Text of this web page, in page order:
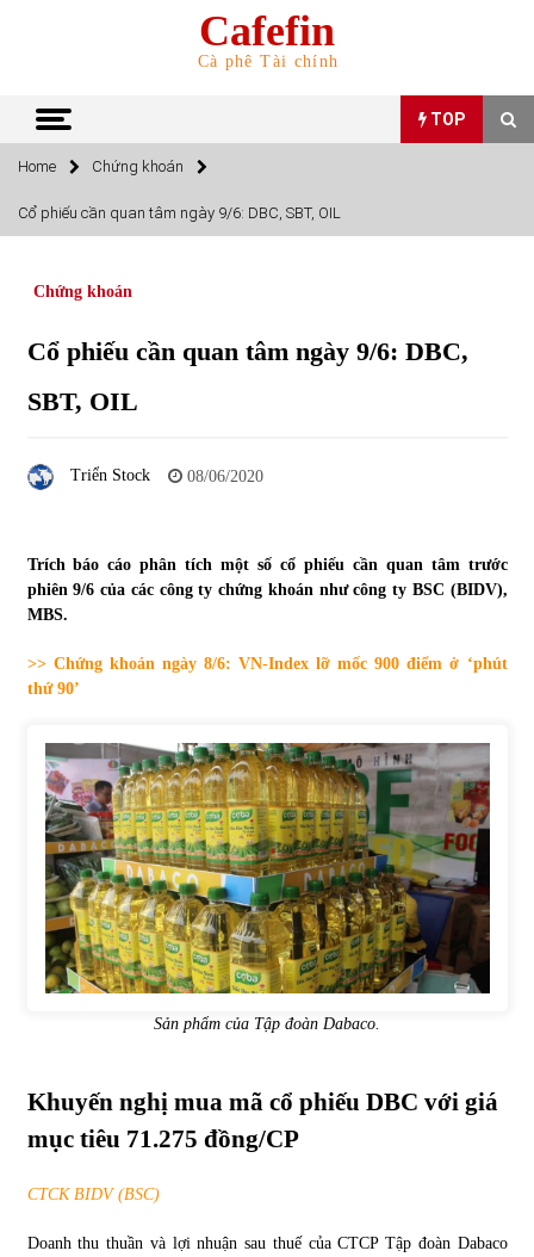
Cafefin
Cà phê Tài chính
TOP
TOP
Top 10 mặt hàng Việt Nam nhập khẩu nhiều nhất tháng
Top 10 mặt hàng Việt Nam xuất khẩu nhiều nhất tháng
Tự doanh ngày 3.6.2022: CTCK mua ròng 28,7 tỷ đồng
Bất ổn từ các cuộc đấu giá đất ở Thanh Hoá
31/05/2022
Tiền gửi vào ngân hàng tiếp tục tăng mạnh
31/05/2022
Vietcombank và Eximbank
31/05/2022
vốn hóa
Home Chứng khoán
Cổ phiếu cần quan tâm ngày 9/6: DBC, SBT, OIL
Chứng khoán
Cổ phiếu cần quan tâm ngày 9/6: DBC,
SBT, OIL
Triển Stock 08/06/2020
Trích báo cáo phân tích một số cổ phiếu cần quan tâm trước
phiên 9/6 của các công ty chứng khoán như công ty BSC (BIDV),
MBS.
>> Chứng khoán ngày 8/6: VN-Index lỡ mốc 900 điểm ở ‘phút
thứ 90’
Sản phẩm của Tập đoàn Dabaco.
Khuyến nghị mua mã cổ phiếu DBC với giá
mục tiêu 71.275 đồng/CP
CTCK BIDV (BSC)
Doanh thu thuần và lợi nhuận sau thuế của CTCP Tập đoàn Dabaco